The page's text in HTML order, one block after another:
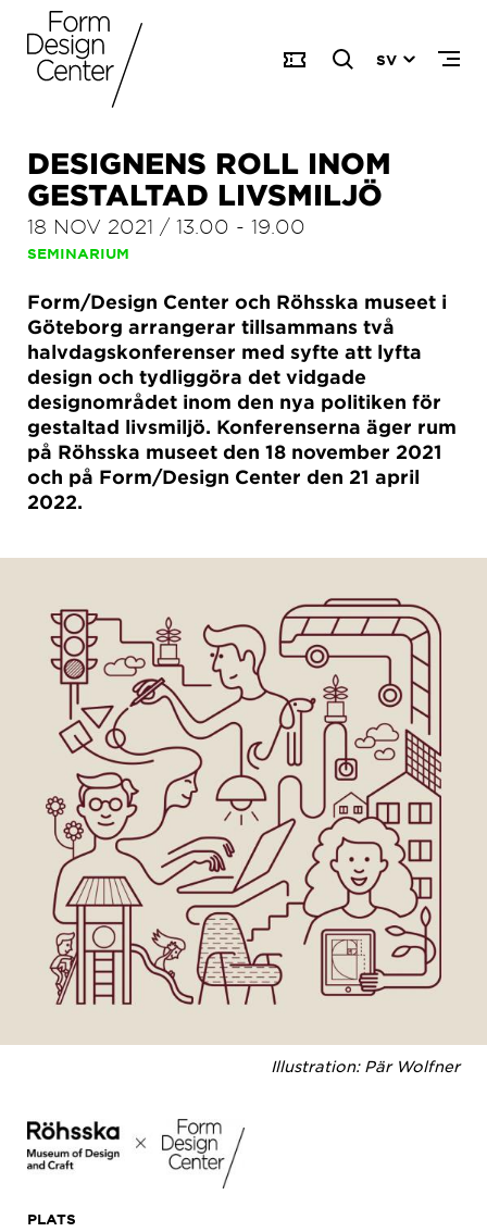
SV
DESIGNENS ROLL INOM
GESTALTAD LIVSMILJÖ
18 NOV 2021 / 13.00 - 19.00
SEMINARIUM
Form/Design Center och Röhsska museet i
Göteborg arrangerar tillsammans två
halvdagskonferenser med syfte att lyfta
design och tydliggöra det vidgade
designområdet inom den nya politiken för
gestaltad livsmiljö. Konferenserna äger rum
på Röhsska museet den 18 november 2021
och på Form/Design Center den 21 april
2022.
Illustration: Pär Wolfner
PLATS